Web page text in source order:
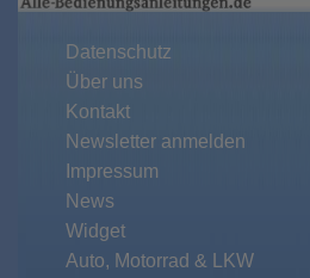
Datenschutz
Über uns
Kontakt
Newsletter anmelden
Impressum
News
Widget
Auto, Motorrad & LKW